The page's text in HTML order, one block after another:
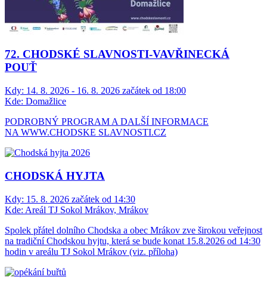
72. CHODSKÉ SLAVNOSTI-VAVŘINECKÁ
POUŤ
Kdy: 14. 8. 2026 - 16. 8. 2026 začátek od 18:00
Kde: Domažlice
PODROBNÝ PROGRAM A DALŠÍ INFORMACE
NA WWW.CHODSKE SLAVNOSTI.CZ
CHODSKÁ HYJTA
Kdy: 15. 8. 2026 začátek od 14:30
Kde: Areál TJ Sokol Mrákov, Mrákov
Spolek přátel dolního Chodska a obec Mrákov zve širokou veřejnost
na tradiční Chodskou hyjtu, která se bude konat 15.8.2026 od 14:30
hodin v areálu TJ Sokol Mrákov (viz. příloha)